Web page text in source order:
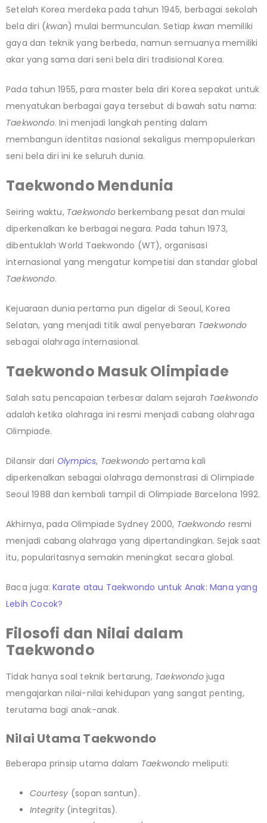
Setelah Korea merdeka pada tahun 1945, berbagai sekolah
bela diri (kwan) mulai bermunculan. Setiap kwan memiliki
gaya dan teknik yang berbeda, namun semuanya memiliki
akar yang sama dari seni bela diri tradisional Korea.
Pada tahun 1955, para master bela diri Korea sepakat untuk
menyatukan berbagai gaya tersebut di bawah satu nama:
Taekwondo. Ini menjadi langkah penting dalam
membangun identitas nasional sekaligus mempopulerkan
seni bela diri ini ke seluruh dunia.
Taekwondo Mendunia
Seiring waktu, Taekwondoberkembang pesat dan mulai
diperkenalkan ke berbagai negara. Pada tahun 1973,
dibentuklah World Taekwondo (WT), organisasi
internasional yang mengatur kompetisi dan standar global
Taekwondo.
Kejuaraan dunia pertama pun digelar di Seoul, Korea
Selatan, yang menjadi titik awal penyebaran Taekwondo
sebagai olahraga internasional.
Taekwondo Masuk Olimpiade
Salah satu pencapaian terbesar dalam sejarah Taekwondo
adalah ketika olahraga ini resmi menjadi cabang olahraga
Olimpiade.
Dilansir dari Olympics, Taekwondo pertama kali
diperkenalkan sebagai olahraga demonstrasi di Olimpiade
Seoul 1988 dan kembali tampil di Olimpiade Barcelona 1992.
Akhirnya, pada Olimpiade Sydney 2000, Taekwondo resmi
menjadi cabang olahraga yang dipertandingkan. Sejak saat
itu, popularitasnya semakin meningkat secara global.
Baca juga:Karate atau Taekwondo untuk Anak: Mana yang
Lebih Cocok?
Filosofi dan Nilai dalam
Taekwondo
Tidak hanya soal teknik bertarung, Taekwondojuga
mengajarkan nilai-nilai kehidupan yang sangat penting,
terutama bagi anak-anak.
Nilai Utama Taekwondo
Beberapa prinsip utama dalam Taekwondo meliputi:
Courtesy (sopan santun).
Integrity(integritas).